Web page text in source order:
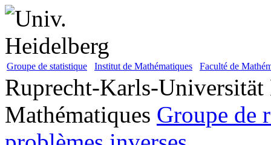
Groupe de statistique Institut de Mathématiques Faculté de
Ruprecht-Karls-Universität
Mathématiques Groupe de